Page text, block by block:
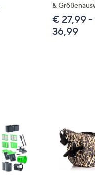
&
€ 27,99
36,99